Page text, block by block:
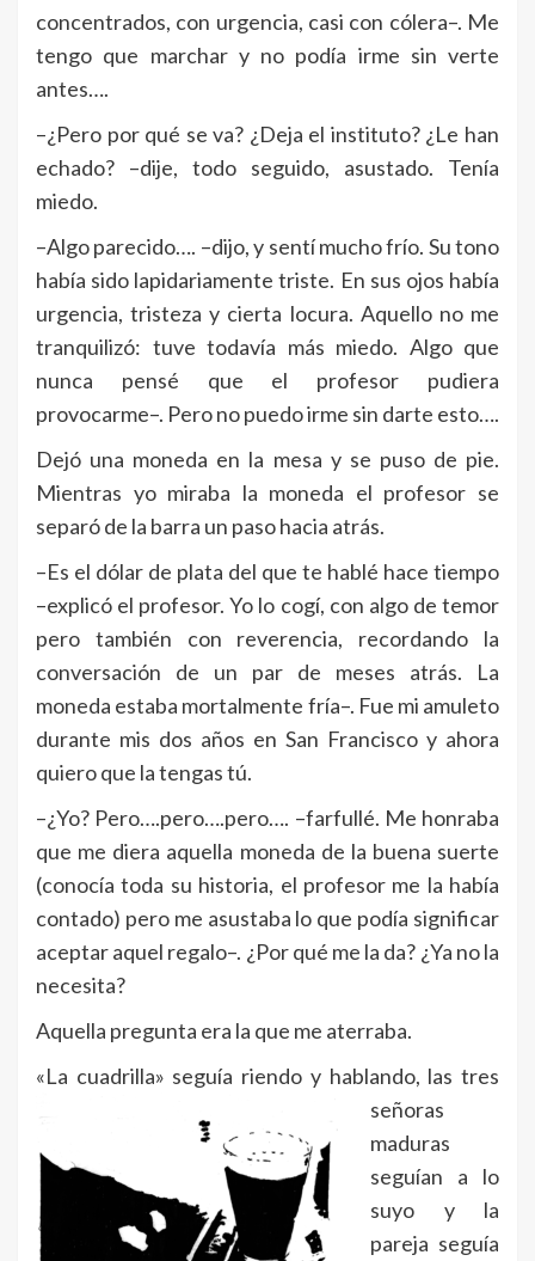
concentrados, con urgencia, casi con cólera–. Me
tengo que marchar y no podía irme sin verte
antes….
–¿Pero por qué se va? ¿Deja el instituto? ¿Le han
echado? –dije, todo seguido, asustado. Tenía
miedo.
–Algo parecido…. –dijo, y sentí mucho frío. Su tono
había sido lapidariamente triste. En sus ojos había
urgencia, tristeza y cierta locura. Aquello no me
tranquilizó: tuve todavía más miedo. Algo que
nunca pensé que el profesor pudiera
provocarme–. Pero no puedo irme sin darte esto….
Dejó una moneda en la mesa y se puso de pie.
Mientras yo miraba la moneda el profesor se
separó de la barra un paso hacia atrás.
–Es el dólar de plata del que te hablé hace tiempo
–explicó el profesor. Yo lo cogí, con algo de temor
pero también con reverencia, recordando la
conversación de un par de meses atrás. La
moneda estaba mortalmente fría–. Fue mi amuleto
durante mis dos años en San Francisco y ahora
quiero que la tengas tú.
–¿Yo? Pero….pero….pero…. –farfullé. Me honraba
que me diera aquella moneda de la buena suerte
(conocía toda su historia, el profesor me la había
contado) pero me asustaba lo que podía significar
aceptar aquel regalo–. ¿Por qué me la da? ¿Ya no la
necesita?
Aquella pregunta era la que me aterraba.
«La cuadrilla» seguía riendo y hablando, las tres
señoras
maduras
seguían a lo
suyo y la
pareja seguía